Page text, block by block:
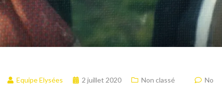
Equipe Elysées 2 juillet 2020 Non classé
No